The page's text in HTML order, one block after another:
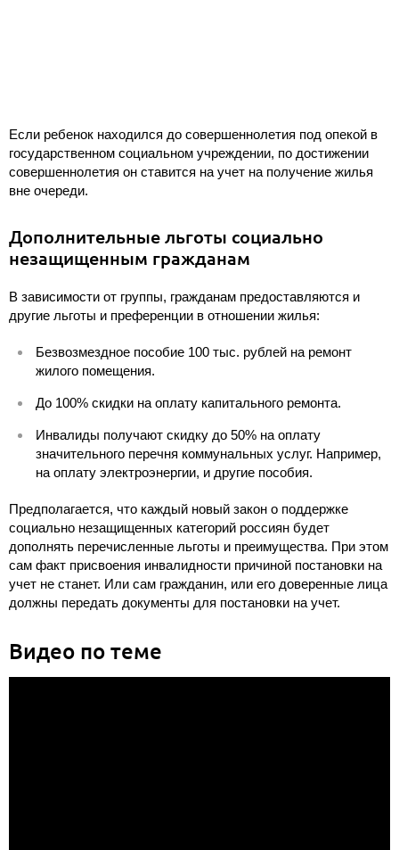
Если ребенок находился до совершеннолетия под опекой в
государственном социальном учреждении, по достижении
совершеннолетия он ставится на учет на получение жилья
вне очереди.
Дополнительные льготы социально
незащищенным гражданам
В зависимости от группы, гражданам предоставляются и
другие льготы и преференции в отношении жилья:
Безвозмездное пособие 100 тыс. рублей на ремонт
жилого помещения.
До 100% скидки на оплату капитального ремонта.
Инвалиды получают скидку до 50% на оплату
значительного перечня коммунальных услуг. Например,
на оплату электроэнергии, и другие пособия.
Предполагается, что каждый новый закон о поддержке
социально незащищенных категорий россиян будет
дополнять перечисленные льготы и преимущества. При этом
сам факт присвоения инвалидности причиной постановки на
учет не станет. Или сам гражданин, или его доверенные лица
должны передать документы для постановки на учет.
Видео по теме